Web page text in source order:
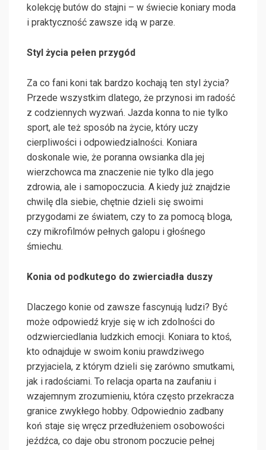
kolekcję butów do stajni – w świecie koniary moda
i praktyczność zawsze idą w parze.
Styl życia pełen przygód
Za co fani koni tak bardzo kochają ten styl życia?
Przede wszystkim dlatego, że przynosi im radość
z codziennych wyzwań. Jazda konna to nie tylko
sport, ale też sposób na życie, który uczy
cierpliwości i odpowiedzialności. Koniara
doskonale wie, że poranna owsianka dla jej
wierzchowca ma znaczenie nie tylko dla jego
zdrowia, ale i samopoczucia. A kiedy już znajdzie
chwilę dla siebie, chętnie dzieli się swoimi
przygodami ze światem, czy to za pomocą bloga,
czy mikrofilmów pełnych galopu i głośnego
śmiechu.
Konia od podkutego do zwierciadła duszy
Dlaczego konie od zawsze fascynują ludzi? Być
może odpowiedź kryje się w ich zdolności do
odzwierciedlania ludzkich emocji. Koniara to ktoś,
kto odnajduje w swoim koniu prawdziwego
przyjaciela, z którym dzieli się zarówno smutkami,
jak i radościami. To relacja oparta na zaufaniu i
wzajemnym zrozumieniu, która często przekracza
granice zwykłego hobby. Odpowiednio zadbany
koń staje się wręcz przedłużeniem osobowości
jeźdźca, co daje obu stronom poczucie pełnej